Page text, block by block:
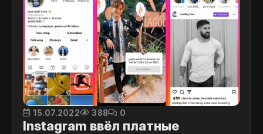
15.07.2022 388 0
Instagram ввёл платные